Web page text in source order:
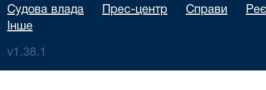
Судова влада Прес-центр Справи
Інше
v1.38.1